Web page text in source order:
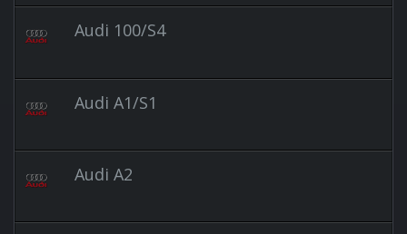
Audi 100/S4
Audi A1/S1
Audi A2